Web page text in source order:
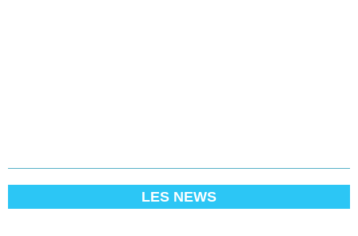
LES NEWS